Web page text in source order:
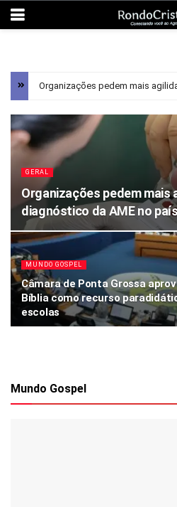
GERAL
Organizações pedem mais
diagnóstico da AME no
MUNDO GOSPEL
Câmara de Ponta Grossa
Bíblia como recurso
escolas
Mundo Gospel